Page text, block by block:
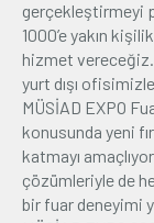
gerçekleştirmeyi
1000’e yakın
hizmet vereceğiz.
yurt dışı
MÜSİAD EXPO
konusunda yeni
katmayı
çözümleriyle de
bir fuar deneyimi